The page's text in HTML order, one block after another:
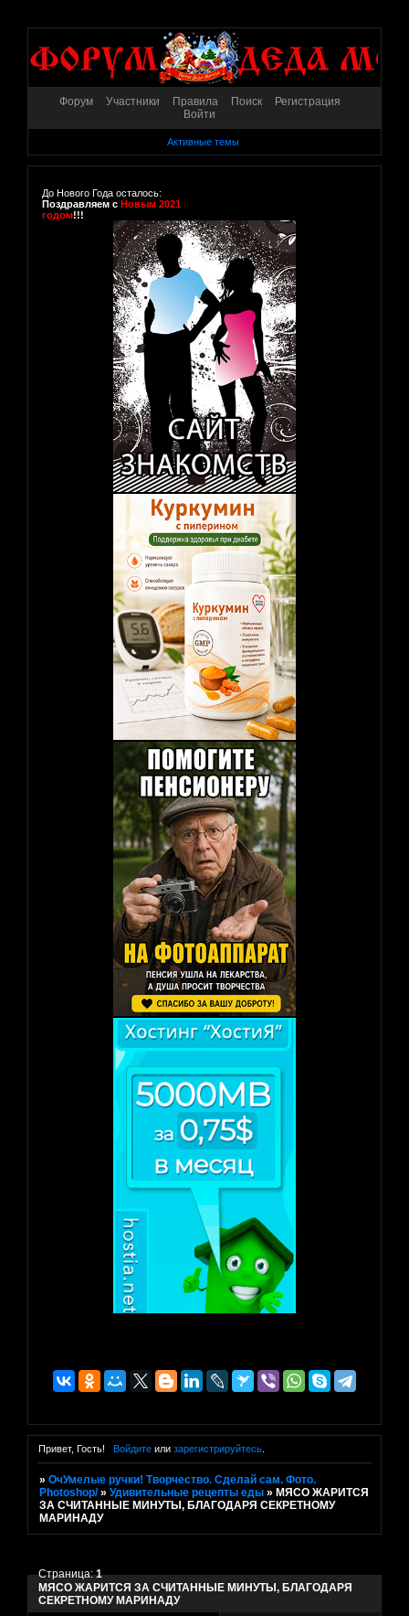
Форум Участники Правила Поиск
Регистрация
Войти
Активные темы
До Нового Года осталось:
Поздравляем с Новым 2021
годом!!!
Привет, Гость! Войдитеили зарегистрируйтесь.
»ОчУмелые ручки! Творчество. Сделай сам. Фото.
Photoshop/ »Удивительные рецепты еды » МЯСО ЖАРИТСЯ
ЗА СЧИТАННЫЕ МИНУТЫ, БЛАГОДАРЯ СЕКРЕТНОМУ
МАРИНАДУ
МЯСО ЖАРИТСЯ ЗА СЧИТАННЫЕ МИНУТЫ, БЛАГОДАРЯ
СЕКРЕТНОМУ МАРИНАДУ
Страница:1